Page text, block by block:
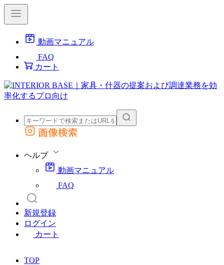
動画マニュアル
FAQ
カート
外部サイトの商品をカートに追加
画像検索
ヘルプ
動画マニュアル
FAQ
新規登録
ログイン
カート
TOP